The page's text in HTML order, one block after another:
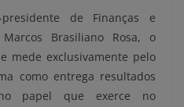
de Finanças e
Brasiliano Rosa, o
mede exclusivamente pelo
como entrega resultados
papel que exerce no